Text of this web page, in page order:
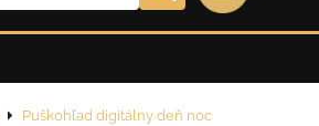
Puškohľad digitálny deň noc